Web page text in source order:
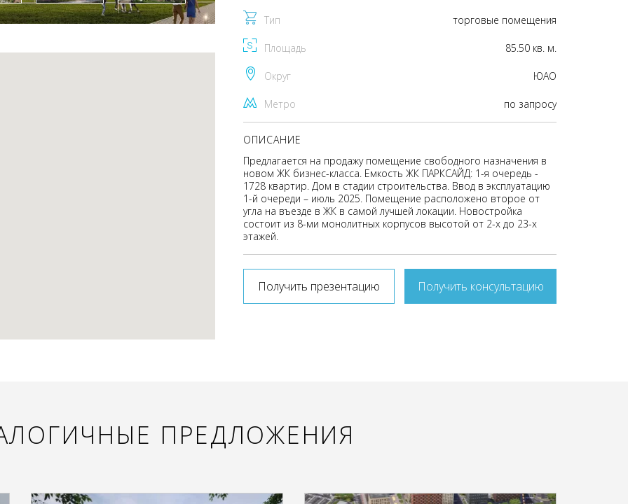
Тип торговые помещения
Площадь 85.50 кв. м.
Округ ЮАО
Метро по запросу
ОПИСАНИЕ
Предлагается на продажу помещение свободного назначения в
новом ЖК бизнес-класса. Емкость ЖК ПАРКСАЙД: 1-я очередь -
1728 квартир. Дом в стадии строительства. Ввод в эксплуатацию
1-й очереди – июль 2025. Помещение расположено второе от
угла на въезде в ЖК в самой лучшей локации. Новостройка
состоит из 8-ми монолитных корпусов высотой от 2-х до 23-х
этажей.
Получить презентацию Получить консультацию
ПРЕДЛОЖЕНИЯ